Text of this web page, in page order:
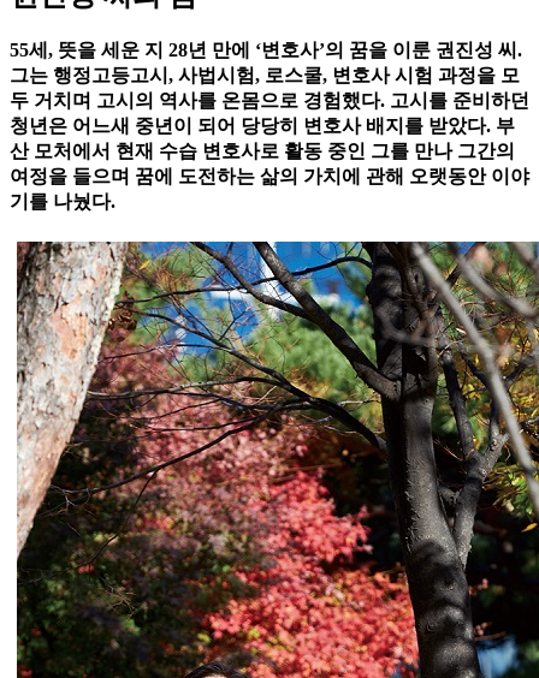
55세, 뜻을 세운 지 28년 만에 ‘변호사’의 꿈을 이룬 권진성 씨.
그는 행정고등고시, 사법시험, 로스쿨, 변호사 시험 과정을 모
두 거치며 고시의 역사를 온몸으로 경험했다. 고시를 준비하던
청년은 어느새 중년이 되어 당당히 변호사 배지를 받았다. 부
산 모처에서 현재 수습 변호사로 활동 중인 그를 만나 그간의
여정을 들으며 꿈에 도전하는 삶의 가치에 관해 오랫동안 이야
기를 나눴다.